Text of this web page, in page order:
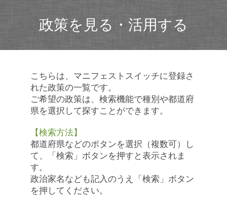
政策を見る・活用する
こちらは、マニフェストスイッチに登録さ
れた政策の一覧です。
ご希望の政策は、検索機能で種別や都道府
県を選択して探すことができます。
【検索方法】
都道府県などのボタンを選択（複数可）し
て、「検索」ボタンを押すと表示されま
す。
政治家名なども記入のうえ「検索」ボタン
を押してください。